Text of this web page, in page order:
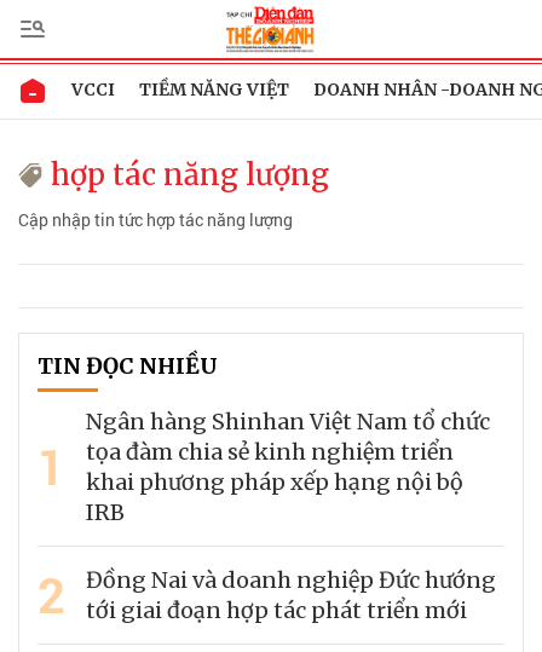
VCCI TIỀM NĂNG VIỆT DOANH NHÂN -DOANH
hợp tác năng lượng
Cập nhập tin tức hợp tác năng lượng
TIN ĐỌC NHIỀU
1
Ngân hàng Shinhan Việt Nam tổ chức
tọa đàm chia sẻ kinh nghiệm triển
khai phương pháp xếp hạng nội bộ
IRB
2
Đồng Nai và doanh nghiệp Đức hướng
tới giai đoạn hợp tác phát triển mới